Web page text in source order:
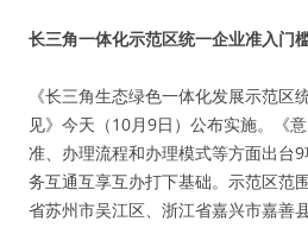
长三角一体化示范区统一企业准入门
《长三角生态绿色一体化发展示范区
见》今天（10月9日）公布实施。《
准、办理流程和办理模式等方面出台
务互通互享互办打下基础。示范区范
省苏州市吴江区、浙江省嘉兴市嘉善县